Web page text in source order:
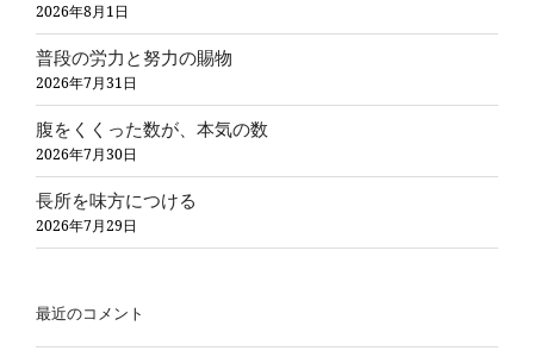
2026年8月1日
普段の労力と努力の賜物
2026年7月31日
腹をくくった数が、本気の数
2026年7月30日
長所を味方につける
2026年7月29日
最近のコメント